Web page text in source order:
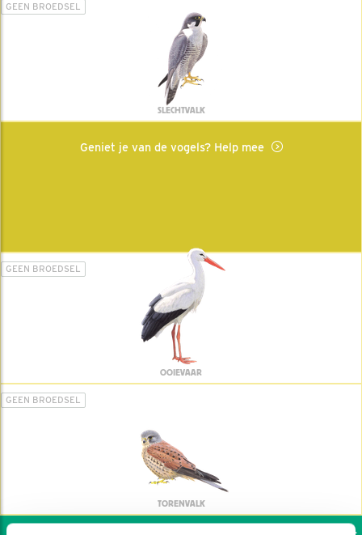
GEEN BROEDSEL
SLECHTVALK
Geniet je van de vogels? Help mee
GEEN BROEDSEL
OOIEVAAR
GEEN BROEDSEL
TORENVALK